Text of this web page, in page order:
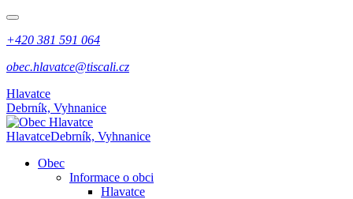
+420 381 591 064
obec.hlavatce@tiscali.cz
Hlavatce
Debrník, Vyhnanice
HlavatceDebrník, Vyhnanice
Obec
Informace o obci
Hlavatce